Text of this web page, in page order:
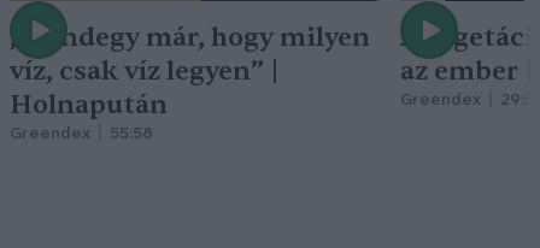
„Mindegy már, hogy milyen
víz, csak víz legyen” |
Holnapután
Greendex 55:58
A
az ember
Greendex